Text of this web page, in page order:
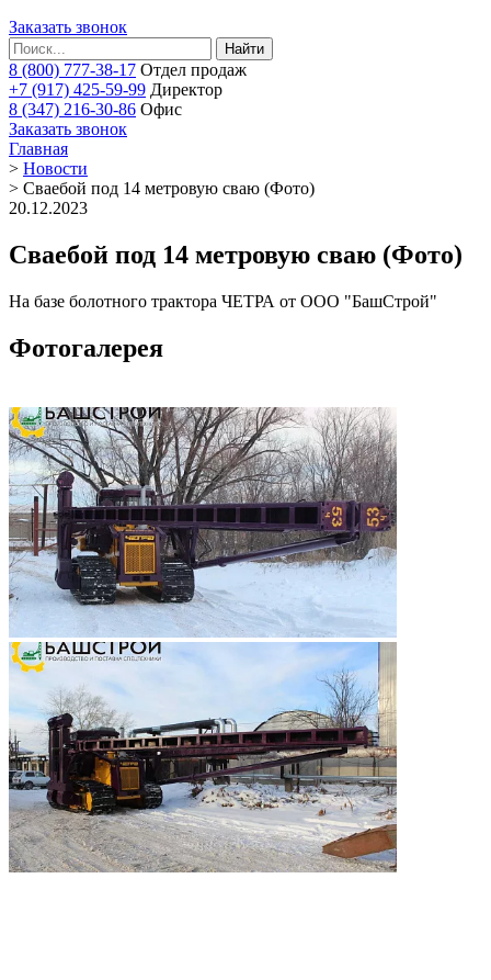
Заказать звонок
Найти
8 (800) 777-38-17 Отдел продаж
+7 (917) 425-59-99 Директор
8 (347) 216-30-86 Офис
Заказать звонок
Главная
> Новости
> Сваебой под 14 метровую сваю (Фото)
20.12.2023
Сваебой под 14 метровую сваю (Фото)
На базе болотного трактора ЧЕТРА от ООО "БашСтрой"
Фотогалерея